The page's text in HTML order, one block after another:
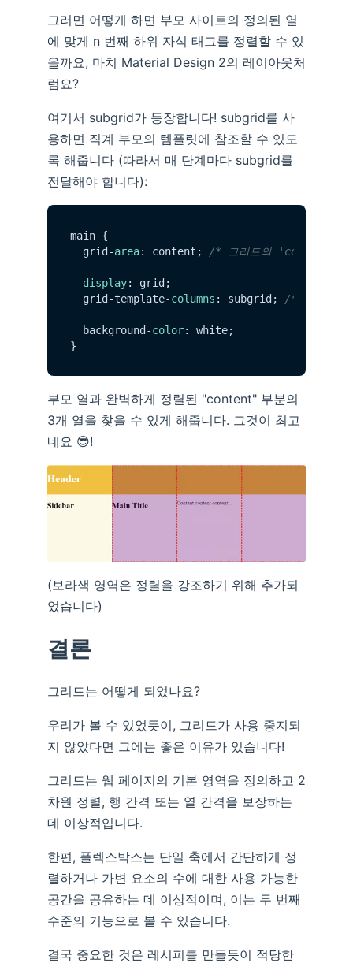
그러면 어떻게 하면 부모 사이트의 정의된 열
에 맞게 n 번째 하위 자식 태그를 정렬할 수 있
을까요, 마치 Material Design 2의 레이아웃처
럼요?
여기서 subgrid가 등장합니다! subgrid를 사
용하면 직계 부모의 템플릿에 참조할 수 있도
록 해줍니다 (따라서 매 단계마다 subgrid를
전달해야 합니다):
main {
  grid-
area: content; /* 그리드의 'content'
display: grid;
  grid-template-
columns : subgrid; /* <== 직
  background-
color: white;
부모 열과 완벽하게 정렬된 "content" 부분의
3개 열을 찾을 수 있게 해줍니다. 그것이 최고
네요 😎!
(보라색 영역은 정렬을 강조하기 위해 추가되
었습니다)
결론
그리드는 어떻게 되었나요?
우리가 볼 수 있었듯이, 그리드가 사용 중지되
지 않았다면 그에는 좋은 이유가 있습니다!
그리드는 웹 페이지의 기본 영역을 정의하고 2
차원 정렬, 행 간격 또는 열 간격을 보장하는
데 이상적입니다.
한편, 플렉스박스는 단일 축에서 간단하게 정
렬하거나 가변 요소의 수에 대한 사용 가능한
공간을 공유하는 데 이상적이며, 이는 두 번째
수준의 기능으로 볼 수 있습니다.
결국 중요한 것은 레시피를 만들듯이 적당한